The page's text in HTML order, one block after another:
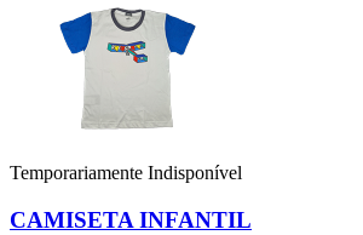
Temporariamente Indisponível
CAMISETA INFANTIL